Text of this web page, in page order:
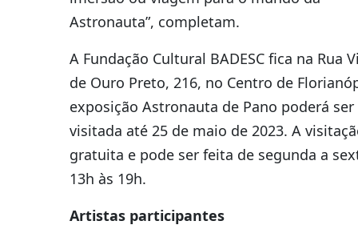
Astronauta”, completam.
A Fundação Cultural BADESC fica na Rua
de Ouro Preto, 216, no Centro de
exposição Astronauta de Pano poderá ser
visitada até 25 de maio de 2023. A
gratuita e pode ser feita de segunda a
13h às 19h.
Artistas participantes